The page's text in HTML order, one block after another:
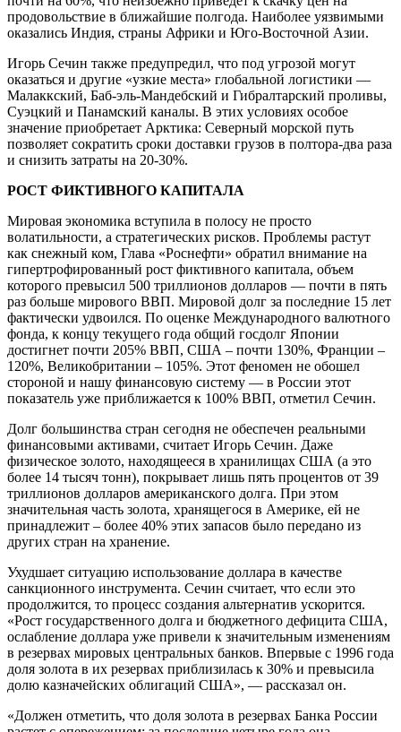
продовольствие в ближайшие полгода. Наиболее уязвимыми
оказались Индия, страны Африки и Юго-Восточной Азии.
Игорь Сечин также предупредил, что под угрозой могут
оказаться и другие «узкие места» глобальной логистики —
Малаккский, Баб-эль-Мандебский и Гибралтарский проливы,
Суэцкий и Панамский каналы. В этих условиях особое
значение приобретает Арктика: Северный морской путь
позволяет сократить сроки доставки грузов в полтора-два раза
и снизить затраты на 20-30%.
РОСТ ФИКТИВНОГО КАПИТАЛА
Мировая экономика вступила в полосу не просто
волатильности, а стратегических рисков. Проблемы растут
как снежный ком, Глава «Роснефти» обратил внимание на
гипертрофированный рост фиктивного капитала, объем
которого превысил 500 триллионов долларов — почти в пять
раз больше мирового ВВП. Мировой долг за последние 15 лет
фактически удвоился. По оценке Международного валютного
фонда, к концу текущего года общий госдолг Японии
достигнет почти 205% ВВП, США – почти 130%, Франции –
120%, Великобритании – 105%. Этот феномен не обошел
стороной и нашу финансовую систему — в России этот
показатель уже приближается к 100% ВВП, отметил Сечин.
Долг большинства стран сегодня не обеспечен реальными
финансовыми активами, считает Игорь Сечин. Даже
физическое золото, находящееся в хранилищах США (а это
более 14 тысяч тонн), покрывает лишь пять процентов от 39
триллионов долларов американского долга. При этом
значительная часть золота, хранящегося в Америке, ей не
принадлежит – более 40% этих запасов было передано из
других стран на хранение.
Ухудшает ситуацию использование доллара в качестве
санкционного инструмента. Сечин считает, что если это
продолжится, то процесс создания альтернатив ускорится.
«Рост государственного долга и бюджетного дефицита США,
ослабление доллара уже привели к значительным изменениям
в резервах мировых центральных банков. Впервые с 1996 года
доля золота в их резервах приблизилась к 30% и превысила
долю казначейских облигаций США», — рассказал он.
«Должен отметить, что доля золота в резервах Банка России